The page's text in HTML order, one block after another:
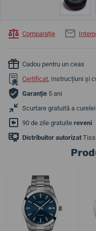
Comparaţie
Cadou pentru un ceas
Certificat, Instrucțiuni și
Garanţie 5 ani
Scurtare gratuită a curelei
90 de zile gratuite reveni
Distribuitor autorizat